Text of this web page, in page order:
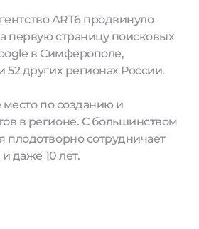
ART6 продвинуло
первую страницу поисковых
в Симферополе,
других регионах России.
место по созданию и
в регионе. С большинством
плодотворно сотрудничает
даже 10 лет.